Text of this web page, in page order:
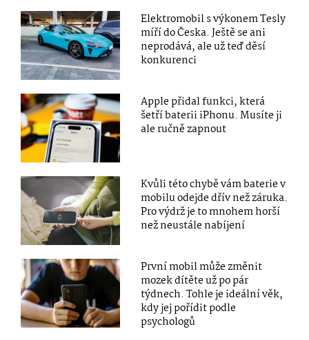
Elektromobil s výkonem Tesly
míří do Česka. Ještě se ani
neprodává, ale už teď děsí
konkurenci
Apple přidal funkci, která
šetří baterii iPhonu. Musíte ji
ale ručně zapnout
Kvůli této chybě vám baterie v
mobilu odejde dřív než záruka.
Pro výdrž je to mnohem horší
než neustále nabíjení
První mobil může změnit
mozek dítěte už po pár
týdnech. Tohle je ideální věk,
kdy jej pořídit podle
psychologů